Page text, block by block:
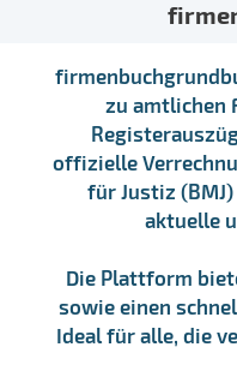
zu amtlichen
offizielle
für Justiz
aktuelle
Die Plattform
sowie einen
Ideal für alle, die